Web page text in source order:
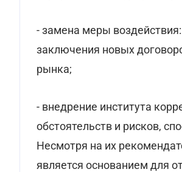
- замена меры
заключения новых
рынка;
- внедрение института
обстоятельств и рисков,
Несмотря на их
является основанием для